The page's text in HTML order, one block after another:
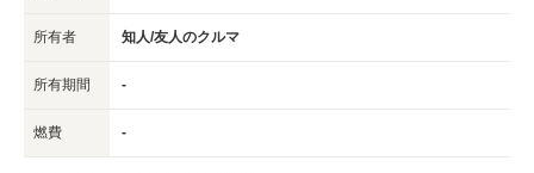
所有者 知人/友人のクルマ
所有期間 -
燃費 -